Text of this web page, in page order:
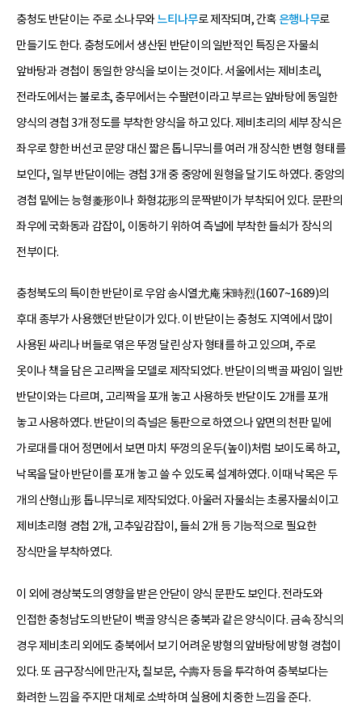
충청도 반닫이는 주로 소나무와느티나무로 제작되며, 간혹 은행나무로
만들기도 한다. 충청도에서 생산된 반닫이의 일반적인 특징은 자물쇠
앞바탕과 경첩이 동일한 양식을 보이는 것이다. 서울에서는 제비초리,
전라도에서는 불로초, 충무에서는 수팔련이라고 부르는 앞바탕에 동일한
양식의 경첩 3개 정도를 부착한 양식을 하고 있다. 제비초리의 세부 장식은
좌우로 향한 버선코 문양 대신 짧은 톱니무늬를 여러 개 장식한 변형 형태를
보인다, 일부 반닫이에는 경첩 3개 중 중앙에 원형을 달기도 하였다. 중앙의
경첩 밑에는 능형菱形이나 화형花形의 문짝받이가 부착되어 있다. 문판의
좌우에 국화동과 감잡이, 이동하기 위하여 측널에 부착한 들쇠가 장식의
전부이다.
충청북도의 특이한 반닫이로 우암 송시열尤庵 宋時烈(1607~1689)의
후대 종부가 사용했던 반닫이가 있다. 이 반닫이는 충청도 지역에서 많이
사용된 싸리나 버들로 엮은 뚜껑 달린 상자 형태를 하고 있으며, 주로
옷이나 책을 담은 고리짝을 모델로 제작되었다. 반닫이의 백골 짜임이 일반
반닫이와는 다르며, 고리짝을 포개 놓고 사용하듯 반닫이도 2개를 포개
놓고 사용하였다. 반닫이의 측널은 통판으로 하였으나 앞면의 천판 밑에
가로대를 대어 정면에서 보면 마치 뚜껑의 운두(높이)처럼 보이도록 하고,
낙목을 달아 반닫이를 포개 놓고 쓸 수 있도록 설계하였다. 이때 낙목은 두
개의 산형山形 톱니무늬로 제작되었다. 아울러 자물쇠는 초롱자물쇠이고
제비초리형 경첩 2개, 고추잎감잡이, 들쇠 2개 등 기능적으로 필요한
장식만을 부착하였다.
이 외에 경상북도의 영향을 받은 안닫이 양식 문판도 보인다. 전라도와
인접한 충청남도의 반닫이 백골 양식은 충북과 같은 양식이다. 금속 장식의
경우 제비초리 외에도 충북에서 보기 어려운 방형의 앞바탕에 방형 경첩이
있다. 또 금구장식에 만卍자, 칠보문, 수壽자 등을 투각하여 충북보다는
화려한 느낌을 주지만 대체로 소박하며 실용에 치중한 느낌을 준다.